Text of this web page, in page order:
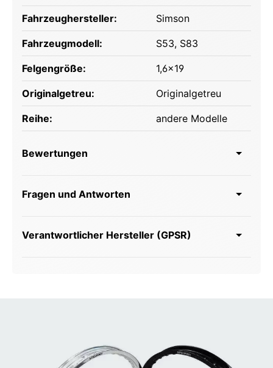
Fahrzeughersteller: Simson
Fahrzeugmodell: S53, S83
Felgengröße: 1,6x19
Originalgetreu: Originalgetreu
Reihe: andere Modelle
Bewertungen
Fragen und Antworten
Verantwortlicher Hersteller (GPSR)